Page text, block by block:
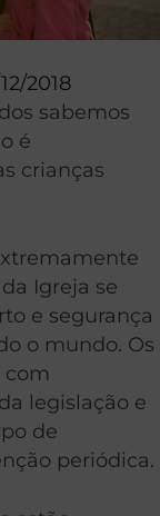
2018
sabemos
é
crianças
Igreja se
e segurança
o mundo. Os
com
legislação e
de
periódica.